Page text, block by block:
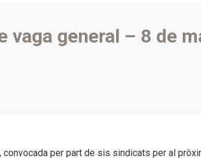
DE LA PRESIDENTA
CAMPUS GREINCAT
vaga general – 8 de
convocada per part de sis sindicats per al